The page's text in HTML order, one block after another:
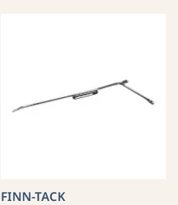
FINN-TACK